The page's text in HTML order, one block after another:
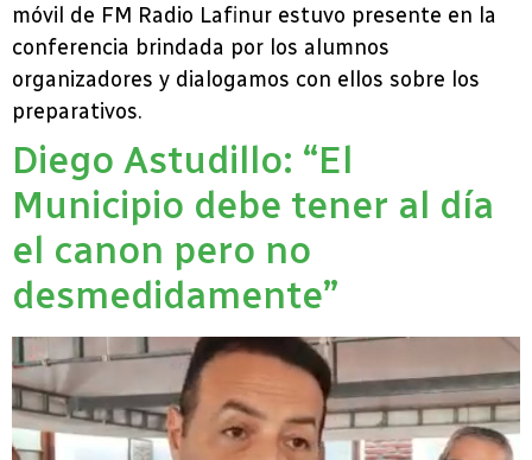
móvil de FM Radio Lafinur estuvo presente en la
conferencia brindada por los alumnos
organizadores y dialogamos con ellos sobre los
preparativos.
Diego Astudillo: “El
Municipio debe tener al día
el canon pero no
desmedidamente”